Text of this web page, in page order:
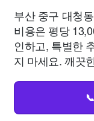
부산 중구 대청
비용은 평당
인하고, 특별한
지 마세요. 깨끗